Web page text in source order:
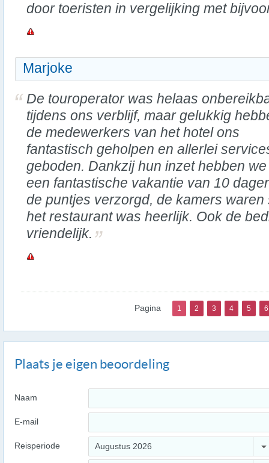
door toeristen in vergelijking met
Marjoke
De touroperator was helaas
tijdens ons verblijf, maar gelukkig
de medewerkers van het hotel ons
fantastisch geholpen en allerlei
geboden. Dankzij hun inzet hebben
een fantastische vakantie van 10
de puntjes verzorgd, de kamers
het restaurant was heerlijk. Ook de
vriendelijk.
Pagina 1 2 3 4 5 6
Plaats je eigen beoordeling
Naam
E-mail
Reisperiode Augustus 2026